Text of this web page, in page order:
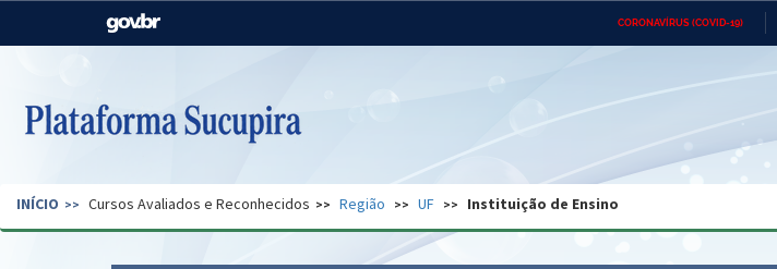
CORONAVÍRUS (COVID-19)
Casa Civil
Pecuária e Abastecimento
Ministério do Desenvolvimento
Regional
Secretaria de Governo Gabinete de Segurança Advocacia-Geral da União Banco
INÍCIO Cursos Avaliados e Reconhecidos Região UF Instituição de Ensino